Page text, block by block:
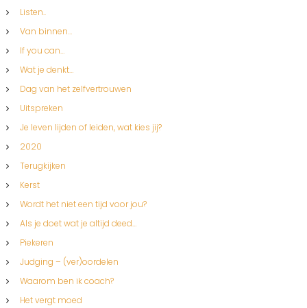
Listen..
Van binnen…
If you can…
Wat je denkt…
Dag van het zelfvertrouwen
Uitspreken
Je leven lijden of leiden, wat kies jij?
2020
Terugkijken
Kerst
Wordt het niet een tijd voor jou?
Als je doet wat je altijd deed…
Piekeren
Judging – (ver)oordelen
Waarom ben ik coach?
Het vergt moed